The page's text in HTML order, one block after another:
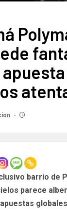
barrio de
parece